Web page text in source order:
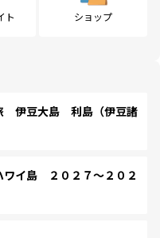
ト ショップ
伊豆大島 利島（伊豆諸
イ島 ２０２７～２０２